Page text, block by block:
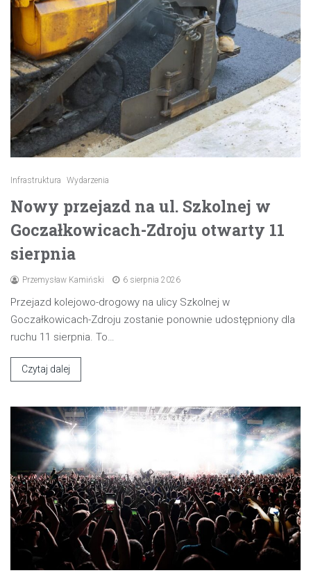
Infrastruktura Wydarzenia
Nowy przejazd na ul. Szkolnej w
Goczałkowicach-Zdroju otwarty 11
sierpnia
Przemysław Kamiński 6 sierpnia 2026
Przejazd kolejowo-drogowy na ulicy Szkolnej w
Goczałkowicach-Zdroju zostanie ponownie udostępniony dla
ruchu 11 sierpnia. To…
Czytaj dalej